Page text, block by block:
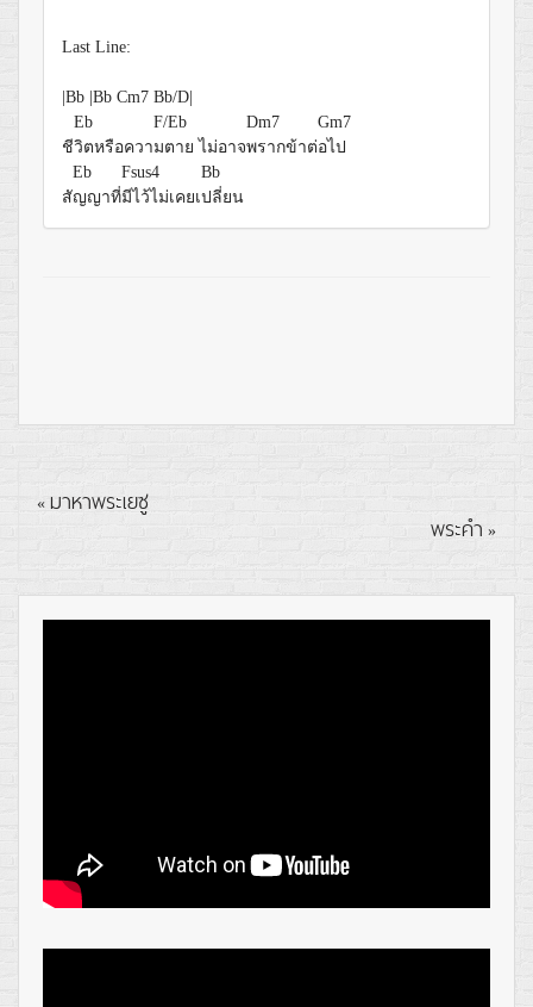
Last Line:
|Bb |Bb Cm7 Bb/D|
Eb
F/Eb Dm7
Gm7
ชีวิตหรือความตาย ไม่อาจพรากข้าต่อไป
Eb
Fsus4
Bb
สัญญาที่มีไว้ไม่เคยเปลี่ยน
« มาหาพระเยซู
พระคำ »